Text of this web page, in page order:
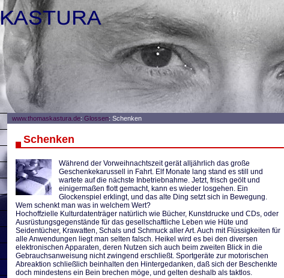
www.thomaskastura.de: Glossen: Schenken
Schenken
Während der Vorweihnachtszeit gerät alljährlich das große
Geschenkekarussell in Fahrt. Elf Monate lang stand es still und
wartete auf die nächste Inbetriebnahme. Jetzt, frisch geölt und
einigermaßen flott gemacht, kann es wieder losgehen. Ein
Glockenspiel erklingt, und das alte Ding setzt sich in Bewegung.
Wem schenkt man was in welchem Wert?
Hochoffzielle Kulturdatenträger natürlich wie Bücher, Kunstdrucke und CDs, oder
Ausrüstungsgegenstände für das gesellschaftliche Leben wie Hüte und
Seidentücher, Krawatten, Schals und Schmuck aller Art. Auch mit Flüssigkeiten für
alle Anwendungen liegt man selten falsch. Heikel wird es bei den diversen
elektronischen Apparaten, deren Nutzen sich auch beim zweiten Blick in die
Gebrauchsanweisung nicht zwingend erschließt. Sportgeräte zur motorischen
Abreaktion schließlich beinhalten den Hintergedanken, daß sich der Beschenkte
doch mindestens ein Bein brechen möge, und gelten deshalb als taktlos.